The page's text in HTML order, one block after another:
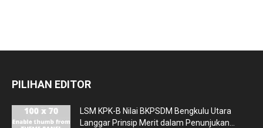
PILIHAN EDITOR
LSM KPK-B Nilai BKPSDM Bengkulu Utara
Langgar Prinsip Merit dalam Penunjukan...